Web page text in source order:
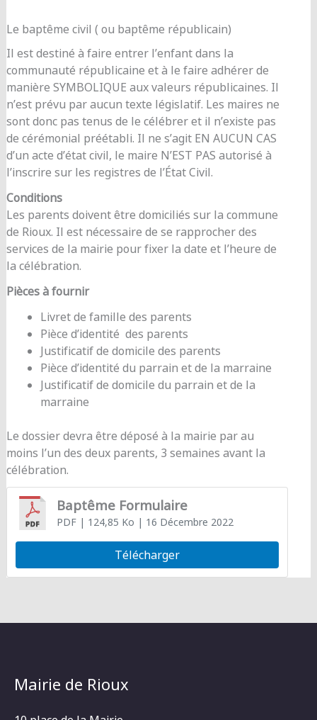
Le baptême civil ( ou baptême républicain)
Il est destiné à faire entrer l’enfant dans la
communauté républicaine et à le faire adhérer de
manière SYMBOLIQUE aux valeurs républicaines. Il
n’est prévu par aucun texte législatif. Les maires ne
sont donc pas tenus de le célébrer et il n’existe pas
de cérémonial préétabli. Il ne s’agit EN AUCUN CAS
d’un acte d’état civil, le maire N’EST PAS autorisé à
l’inscrire sur les registres de l’État Civil.
Conditions
Les parents doivent être domiciliés sur la commune
de Rioux. Il est nécessaire de se rapprocher des
services de la mairie pour fixer la date et l’heure de
la célébration.
Pièces à fournir
Livret de famille des parents
Pièce d’identité des parents
Justificatif de domicile des parents
Pièce d’identité du parrain et de la marraine
Justificatif de domicile du parrain et de la
marraine
Le dossier devra être déposé à la mairie par au
moins l’un des deux parents, 3 semaines avant la
célébration.
Baptême Formulaire
PDF| 124,85 Ko | 16 Décembre 2022
Télécharger
Mairie de Rioux